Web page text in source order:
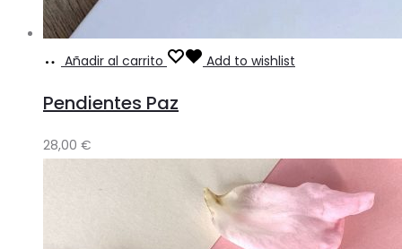
Añadir al carrito Add to wishlist
Pendientes Paz
28,00 €